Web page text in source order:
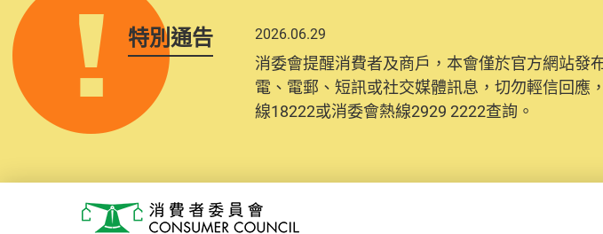
特別通告 2026.06.29
消委會提醒消費者及商戶，本會僅於官方網站發
電、電郵、短訊或社交媒體訊息，切勿輕信回應
線18222或消委會熱線2929 2222查詢。
消費者委員會